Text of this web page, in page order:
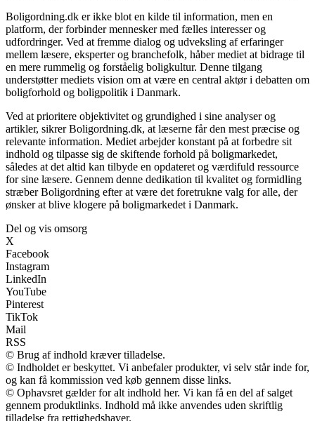
Boligordning.dk er ikke blot en kilde til information, men en
platform, der forbinder mennesker med fælles interesser og
udfordringer. Ved at fremme dialog og udveksling af erfaringer
mellem læsere, eksperter og branchefolk, håber mediet at bidrage til
en mere rummelig og forståelig boligkultur. Denne tilgang
understøtter mediets vision om at være en central aktør i debatten om
boligforhold og boligpolitik i Danmark.
Ved at prioritere objektivitet og grundighed i sine analyser og
artikler, sikrer Boligordning.dk, at læserne får den mest præcise og
relevante information. Mediet arbejder konstant på at forbedre sit
indhold og tilpasse sig de skiftende forhold på boligmarkedet,
således at det altid kan tilbyde en opdateret og værdifuld ressource
for sine læsere. Gennem denne dedikation til kvalitet og formidling
stræber Boligordning efter at være det foretrukne valg for alle, der
ønsker at blive klogere på boligmarkedet i Danmark.
Del og vis omsorg
X
Facebook
Instagram
LinkedIn
YouTube
Pinterest
TikTok
Mail
RSS
© Brug af indhold kræver tilladelse.
© Indholdet er beskyttet. Vi anbefaler produkter, vi selv står inde for,
og kan få kommission ved køb gennem disse links.
© Ophavsret gælder for alt indhold her. Vi kan få en del af salget
gennem produktlinks. Indhold må ikke anvendes uden skriftlig
tilladelse fra rettighedshaver.